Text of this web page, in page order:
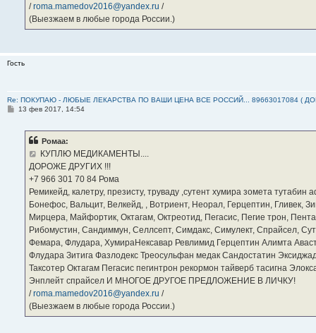
/roma.mamedov2016@yandex.ru /
(Выезжаем в любые города России.)
Гость
Re: ПОКУПАЮ - ЛЮБЫЕ ЛЕКАРСТВА ПО ВАШИ ЦЕНА ВСЕ РОССИЙ... 89663017084 (
С13 фев 2017, 14:54
Ромаа:
КУПЛЮ МЕДИКАМЕНТЫ....
ДОРОЖЕ ДРУГИХ !!!
‪+7 966 301 70 84‬ Рома
Ремикейд, калетру, презисту, труваду ,сутент хумира зомета
Бонефос, Вальцит, Велкейд, , Вотриент, Неорал, Герцептин, Гливек,
Мирцера, Майфортик, Октагам, Октреотид, Пегасис, Пегие трон,
Рибомустин, Сандиммун, Селлсепт, Симдакс, Симулект, Спрайсел,
Фемара, Флудара, ХумираНексавар Ревлимид Герцептин Алимта
Флудара Зитига Фазлодекс Треосульфан медак Сандостатин
Таксотер Октагам Пегасис пегинтрон рекормон тайверб тасигна
Энплейт спрайсел И МНОГОЕ ДРУГОЕ ПРЕДЛОЖЕНИЕ В ЛИЧКУ!
/roma.mamedov2016@yandex.ru /
(Выезжаем в любые города России.)